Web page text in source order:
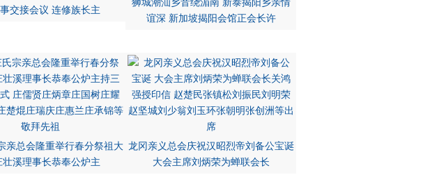
事交接会议 连修族长主
谊深 新加坡揭阳会馆正会长许
亲总会隆重举行春分祭祖大
壮溪理事长恭奉公炉主
龙冈亲义总会庆祝汉昭烈帝刘备公宝诞
大会主席刘炳荣为蝉联会长